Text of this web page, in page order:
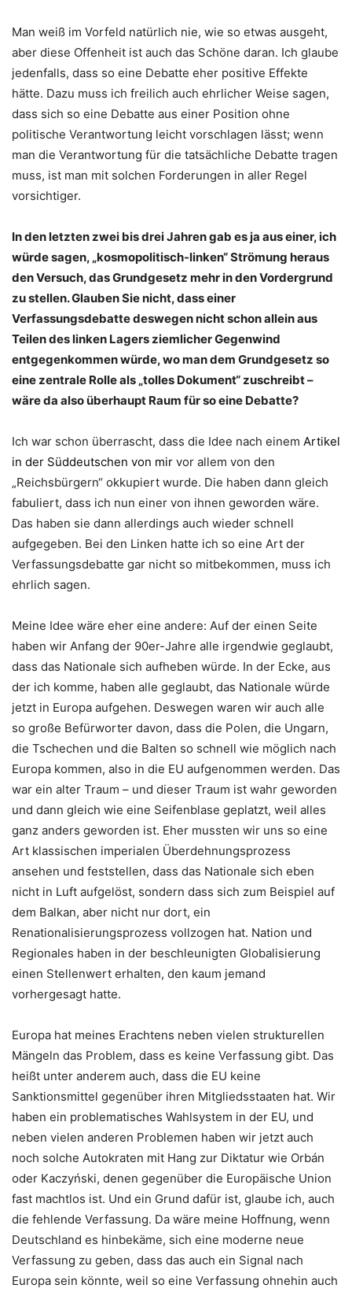
Man weiß im Vorfeld natürlich nie, wie so etwas ausgeht,
aber diese Offenheit ist auch das Schöne daran. Ich glaube
jedenfalls, dass so eine Debatte eher positive Effekte
hätte. Dazu muss ich freilich auch ehrlicher Weise sagen,
dass sich so eine Debatte aus einer Position ohne
politische Verantwortung leicht vorschlagen lässt; wenn
man die Verantwortung für die tatsächliche Debatte tragen
muss, ist man mit solchen Forderungen in aller Regel
vorsichtiger.
In den letzten zwei bis drei Jahren gab es ja aus einer, ich
würde sagen, „kosmopolitisch-linken“ Strömung heraus
den Versuch, das Grundgesetz mehr in den Vordergrund
zu stellen. Glauben Sie nicht, dass einer
Verfassungsdebatte deswegen nicht schon allein aus
Teilen des linken Lagers ziemlicher Gegenwind
entgegenkommen würde, wo man dem Grundgesetz so
eine zentrale Rolle als „tolles Dokument“ zuschreibt –
wäre da also überhaupt Raum für so eine Debatte?
Ich war schon überrascht, dass die Idee nach einem Artikel
in der Süddeutschen von mir vor allem von den
„Reichsbürgern“ okkupiert wurde. Die haben dann gleich
fabuliert, dass ich nun einer von ihnen geworden wäre.
Das haben sie dann allerdings auch wieder schnell
aufgegeben. Bei den Linken hatte ich so eine Art der
Verfassungsdebatte gar nicht so mitbekommen, muss ich
ehrlich sagen.
Meine Idee wäre eher eine andere: Auf der einen Seite
haben wir Anfang der 90er-Jahre alle irgendwie geglaubt,
dass das Nationale sich aufheben würde. In der Ecke, aus
der ich komme, haben alle geglaubt, das Nationale würde
jetzt in Europa aufgehen. Deswegen waren wir auch alle
so große Befürworter davon, dass die Polen, die Ungarn,
die Tschechen und die Balten so schnell wie möglich nach
Europa kommen, also in die EU aufgenommen werden. Das
war ein alter Traum – und dieser Traum ist wahr geworden
und dann gleich wie eine Seifenblase geplatzt, weil alles
ganz anders geworden ist. Eher mussten wir uns so eine
Art klassischen imperialen Überdehnungsprozess
ansehen und feststellen, dass das Nationale sich eben
nicht in Luft aufgelöst, sondern dass sich zum Beispiel auf
dem Balkan, aber nicht nur dort, ein
Renationalisierungsprozess vollzogen hat. Nation und
Regionales haben in der beschleunigten Globalisierung
einen Stellenwert erhalten, den kaum jemand
vorhergesagt hatte.
Europa hat meines Erachtens neben vielen strukturellen
Mängeln das Problem, dass es keine Verfassung gibt. Das
heißt unter anderem auch, dass die EU keine
Sanktionsmittel gegenüber ihren Mitgliedsstaaten hat. Wir
haben ein problematisches Wahlsystem in der EU, und
neben vielen anderen Problemen haben wir jetzt auch
noch solche Autokraten mit Hang zur Diktatur wie Orbán
oder Kaczyński, denen gegenüber die Europäische Union
fast machtlos ist. Und ein Grund dafür ist, glaube ich, auch
die fehlende Verfassung. Da wäre meine Hoffnung, wenn
Deutschland es hinbekäme, sich eine moderne neue
Verfassung zu geben, dass das auch ein Signal nach
Europa sein könnte, weil so eine Verfassung ohnehin auch